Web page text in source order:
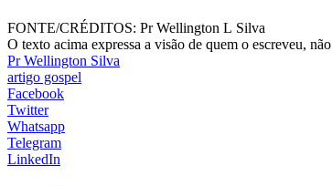
FONTE/CRÉDITOS: Pr Wellington L Silva
O texto acima expressa a visão de quem o escreveu,
Pr Wellington Silva
artigo gospel
Facebook
Twitter
Whatsapp
Telegram
LinkedIn